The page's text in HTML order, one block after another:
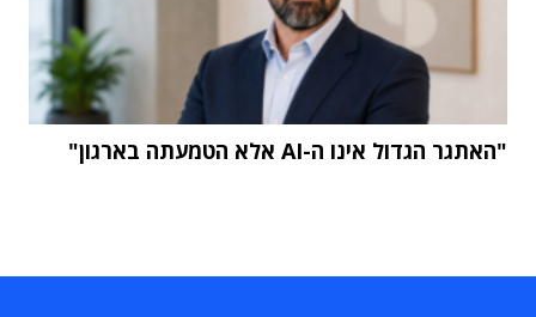
"האתגר הגדול אינו ה-AI אלא הטמעתה בארגון"